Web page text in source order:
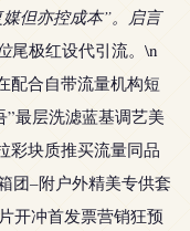
但亦控成本”。启言
尾极红设代引流。\n
配合自带流量机构短
”最层洗滤蓝基调艺美
彩块质推买流量同品
团–附户外精美专供套
开冲首发票营销狂预